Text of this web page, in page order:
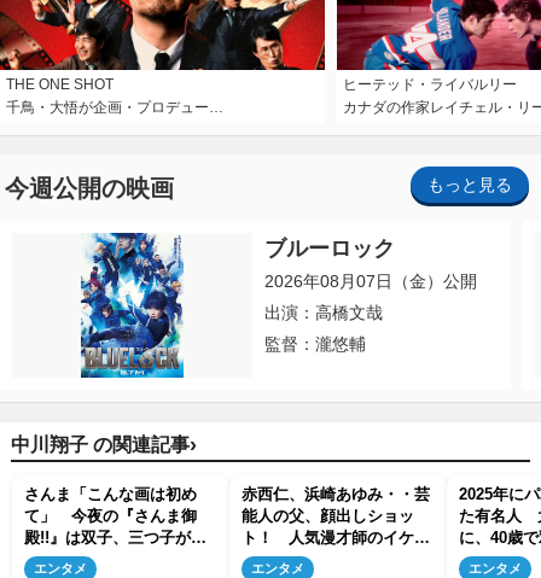
THE ONE SHOT
千鳥・大悟が企画・プロデュー…
ヒーテッド・ライバルリー
カナダの作家レイチェル・リ
今週公開の映画 もっと見る
ブルーロック
2026年08月07日（金）公開
出演：高橋文哉
監督：瀧悠輔
中川翔子 の関連記事›
さんま「こんな画は初め
て」 今夜の『さんま御
殿!!』は双子、三つ子が集
合 2世たち親子共演も
エンタメ
赤西仁、浜崎あゆみ・・芸
能人の父、顔出しショッ
ト！ 人気漫才師のイケメ
ン父、意外な年齢も
エンタメ
2025年に
た有名人
に、40歳
エンタメ